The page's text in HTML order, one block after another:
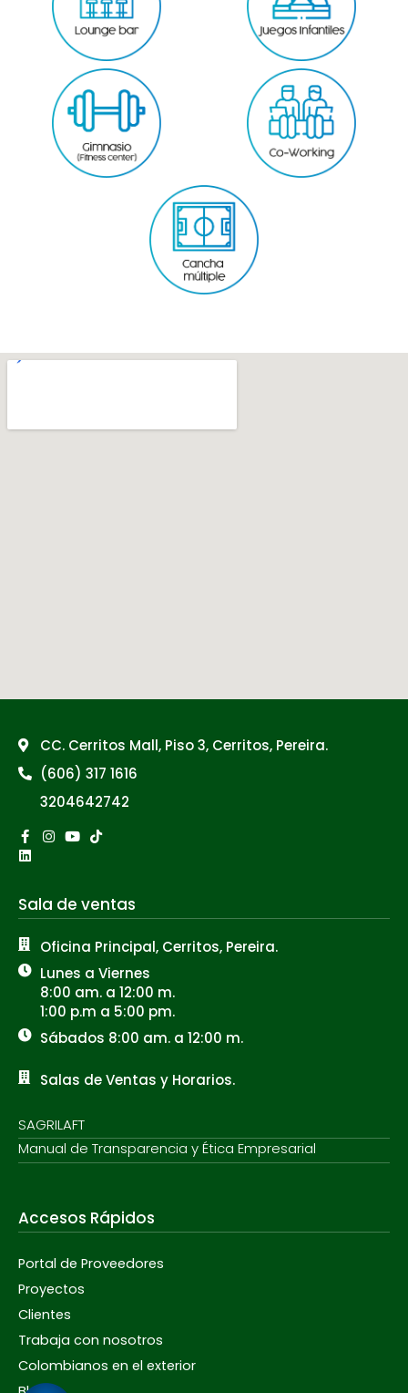
CC. Cerritos Mall, Piso 3, Cerritos, Pereira.
(606) 317 1616
3204642742
Facebook-
f
Instagram
Youtube
Tiktok
Linkedin
Sala de ventas
Oficina Principal, Cerritos, Pereira.
Lunes a Viernes
8:00 am. a 12:00 m.
1:00 p.m a 5:00 pm.
Sábados 8:00 am. a 12:00 m.
Salas de Ventas y Horarios.
SAGRILAFT
Manual de Transparencia y Ética Empresarial
Accesos Rápidos
Portal de Proveedores
Proyectos
Clientes
Trabaja con nosotros
Colombianos en el exterior